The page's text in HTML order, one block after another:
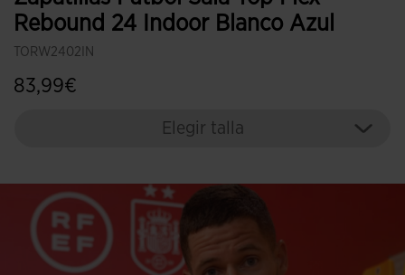
Rebound 24 Indoor Blanco Azul
TORW2402IN
83,99€
Elegir talla